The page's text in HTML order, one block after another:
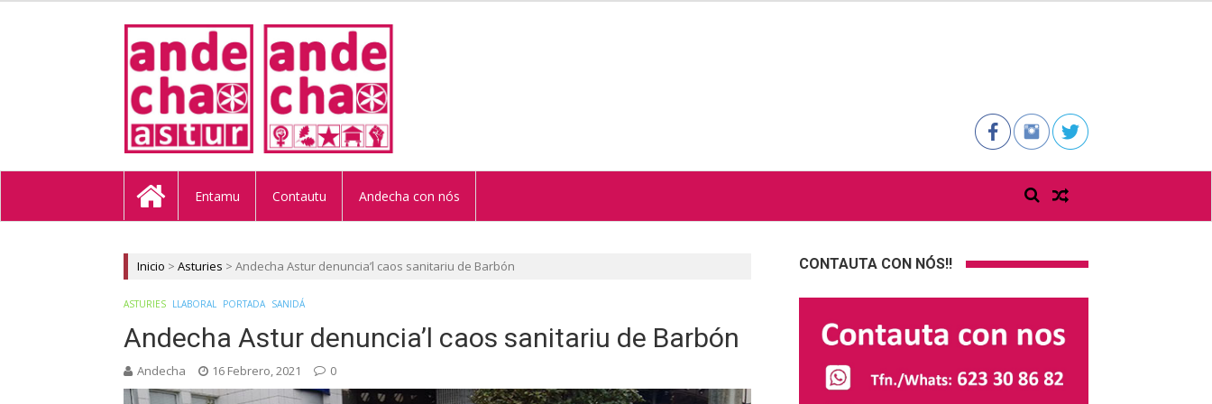
ANDECHA ASTUR
Entamu Contautu Andecha con nós
Inicio > Asturies > Andecha Astur denuncia’l caos sanitariu de Barbón
ASTURIES LLABORAL PORTADA SANIDÁ
Andecha Astur denuncia’l caos sanitariu de Barbón
Andecha 16 Febrero, 2021 0
CONTAUTA CON NÓS!!